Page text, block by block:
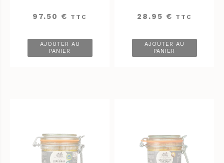
97.50 € TTC
AJOUTER AU
PANIER
28.95 € TTC
AJOUTER AU
PANIER